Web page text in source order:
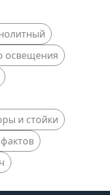
освещения
и стойки